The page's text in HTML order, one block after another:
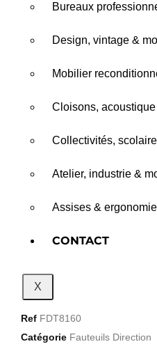
Bureaux
Design, vintage &
Mobilier
Cloisons,
Collectivités,
Atelier, industrie &
Assises &
CONTACT
X
Ref FDT8160
Catégorie Fauteuils Direction